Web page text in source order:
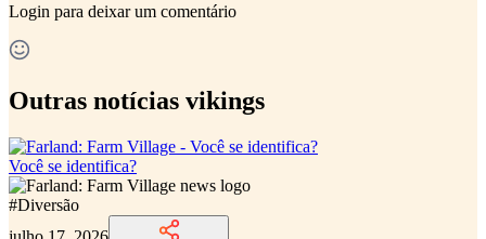
Login para deixar um comentário
Outras notícias vikings
Você se identifica?
#Diversão